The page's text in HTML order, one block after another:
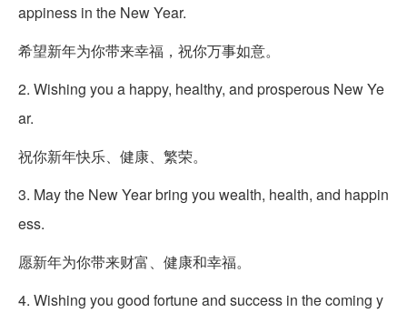
appiness in the New Year.
希望新年为你带来幸福，祝你万事如意。
2. Wishing you a happy, healthy, and prosperous New Ye
ar.
祝你新年快乐、健康、繁荣。
3. May the New Year bring you wealth, health, and happin
ess.
愿新年为你带来财富、健康和幸福。
4. Wishing you good fortune and success in the coming y